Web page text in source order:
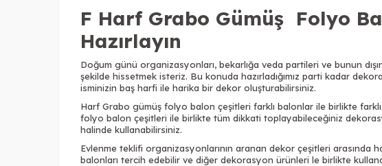
F Harf Grabo Gümüş Folyo
Hazırlayın
Doğum günü organizasyonları, bekarlığa veda partileri ve bunun
şekilde hissetmek isteriz. Bu konuda hazırladığımız parti kadar
isminizin baş harfi ile harika bir dekor oluşturabilirsiniz.
Harf Grabo gümüş folyo balon çeşitleri farklı balonlar ile birlikte
folyo balon çeşitleri ile birlikte tüm dikkati toplayabileceğiniz
halinde kullanabilirsiniz.
Evlenme teklifi organizasyonlarının aranan dekor çeşitleri
balonları tercih edebilir ve diğer dekorasyon ürünleri le birlikte